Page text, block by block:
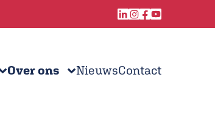
Over ons NieuwsContact